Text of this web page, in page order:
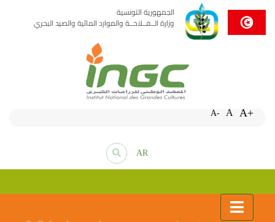
الجمهورية التونسية
وزارة الــفــلاحــة والموارد المائية والصيد البحري
A- A A+
AR